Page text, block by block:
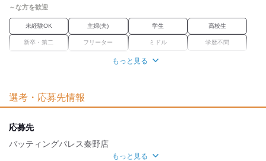
～な方を歓迎
未経験OK 主婦(夫) 学生 高校生
新卒・第二 フリーター ミドル 学歴不問
車通勤OK バイク通勤OK
もっと見る
選考・応募先情報
応募先
バッティングパレス秦野店
もっと見る